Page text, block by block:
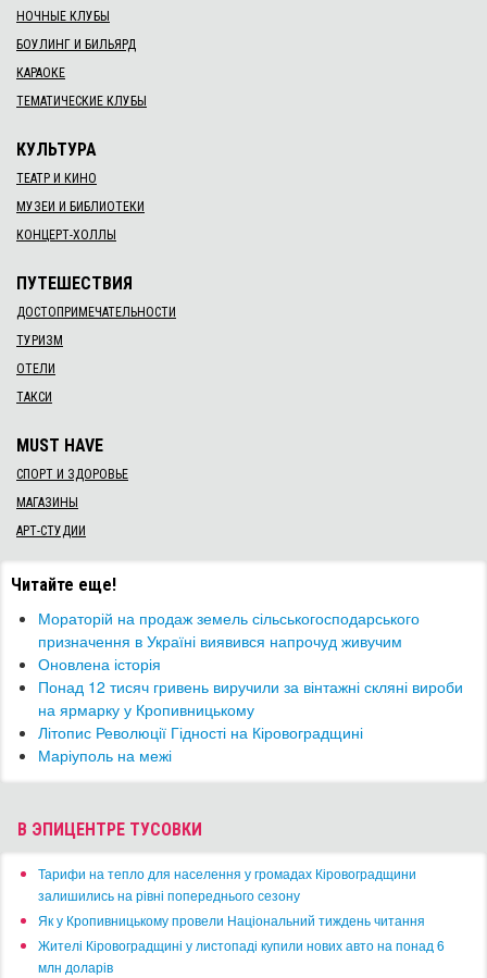
НОЧНЫЕ КЛУБЫ
БОУЛИНГ И БИЛЬЯРД
КАРАОКЕ
ТЕМАТИЧЕСКИЕ КЛУБЫ
КУЛЬТУРА
ТЕАТР И КИНО
МУЗЕИ И БИБЛИОТЕКИ
КОНЦЕРТ-ХОЛЛЫ
ПУТЕШЕСТВИЯ
ДОСТОПРИМЕЧАТЕЛЬНОСТИ
ТУРИЗМ
ОТЕЛИ
ТАКСИ
MUST HAVE
СПОРТ И ЗДОРОВЬЕ
МАГАЗИНЫ
АРТ-СТУДИИ
Читайте еще!
Мораторій на продаж земель сільськогосподарського
призначення в Україні виявився напрочуд живучим
Оновлена історія
Понад 12 тисяч гривень виручили за вінтажні скляні вироби
на ярмарку у Кропивницькому
Літопис Революції Гідності на Кіровоградщині
Маріуполь на межі
В ЭПИЦЕНТРЕ ТУСОВКИ
​Тарифи на тепло для населення у громадах Кіровоградщини
залишились на рівні попереднього сезону
​Як у Кропивницькому провели Національний тиждень читання
​Жителі Кіровоградщині у листопаді купили нових авто на понад 6
млн доларів